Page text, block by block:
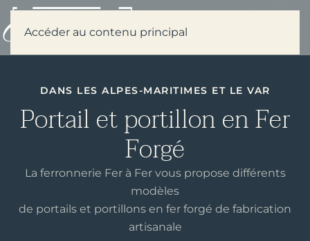
Accéder au contenu principal
DANS LES ALPES-MARITIMES ET LE VAR
Portail et portillon en Fer
Forgé
La ferronnerie Fer à Fer vous propose différents
modèles
de portails et portillons en fer forgé de fabrication
artisanale